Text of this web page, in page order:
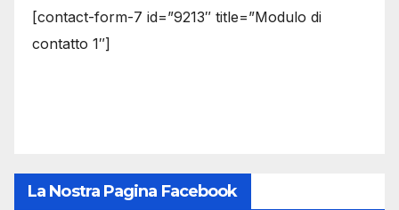
[contact-form-7 id=”9213″ title=”Modulo di
contatto 1″]
La Nostra Pagina Facebook